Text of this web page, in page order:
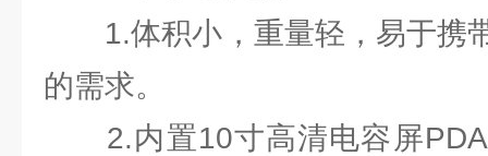
1.体积小，重量轻，易于携
的需求。
2.内置10寸高清电容屏PDA